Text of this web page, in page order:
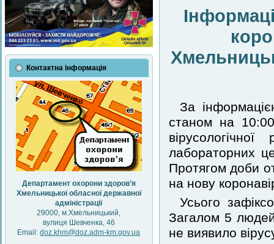
Контактна інформація
Департамент охорони здоров’я
Хмельницької обласної державної
адміністрації
29000, м.Хмельницький,
вулиця Шевченка, 46
Email:doz.khm@doz.adm-km.gov.ua
За
станом на
лабораторних
Протягом доби
на нову
Усього
Загалом 5
не виявило